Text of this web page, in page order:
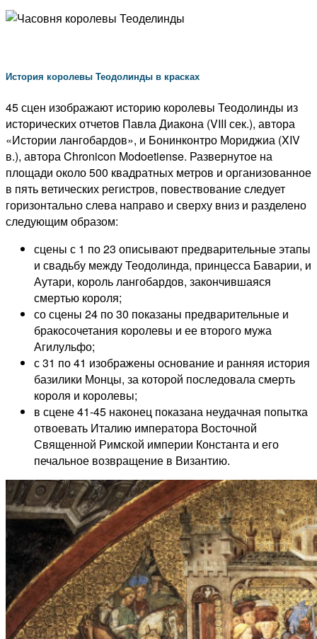
История королевы Теодолинды в красках
45 сцен изображают историю королевы Теодолинды из
исторических отчетов Павла Диакона (VIII сек.), автора
«Истории лангобардов», и Бонинконтро Мориджиа (XIV
в.), автора Chronicon Modoetiense. Развернутое на
площади около 500 квадратных метров и организованное
в пять ветических регистров, повествование следует
горизонтально слева направо и сверху вниз и разделено
следующим образом:
сцены с 1 по 23 описывают предварительные этапы
и свадьбу междуТеодолинда, принцесса Баварии, и
Аутари, король лангобардов, закончившаяся
смертью короля;
со сцены 24 по 30 показаны предварительные и
бракосочетания королевы и ее второго мужа
Агилульфо;
с 31 по 41 изображены основание и ранняя история
базилики Монцы, за которой последовала смерть
короля и королевы;
в сцене 41-45 наконец показана неудачная попытка
отвоевать Италию императора Восточной
Священной Римской империи Константа и его
печальное возвращение в Византию.